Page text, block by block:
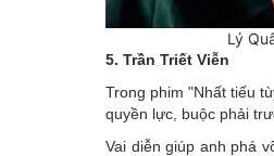
Lý
5. Trần Triết Viễn
Trong phim "Nhất tiếu
quyền lực, buộc phải
Vai diễn giúp anh phá